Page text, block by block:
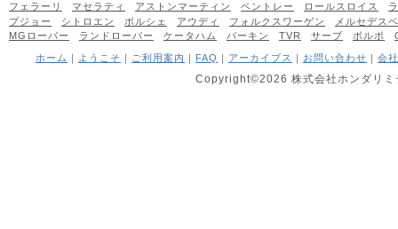
フェラーリ マセラティ アストンマーティン ベントレー ロールスロイス
プジョー
シトロエン ポルシェ アウディ フォルクスワーゲン
メルセデス
MGローバー
ランドローバー ケータハム バーキン TVR サーブ ボルボ
ホーム ｜ ようこそ ｜ ご利用案内 ｜ FAQ ｜ アーカイブス ｜ お問い合わせ ｜ 会
Copyright©2026 株式会社ホンダリ